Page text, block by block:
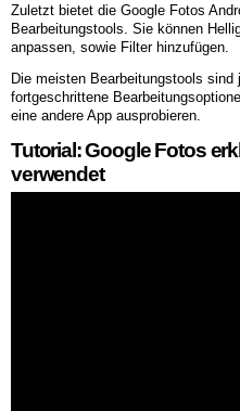
Zuletzt bietet die Google Fotos
Bearbeitungstools. Sie können
anpassen, sowie Filter hinzufügen.
Die meisten Bearbeitungstools
fortgeschrittene
eine andere App ausprobieren.
Tutorial: Google Fotos
verwendet